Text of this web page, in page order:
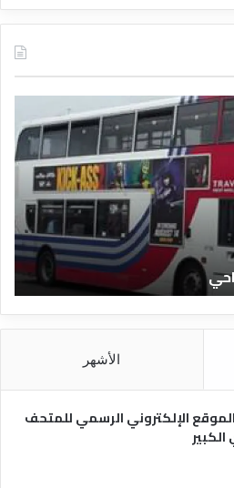
ا
ر
الأشهر
الإلكتروني الرسمي للمتحف